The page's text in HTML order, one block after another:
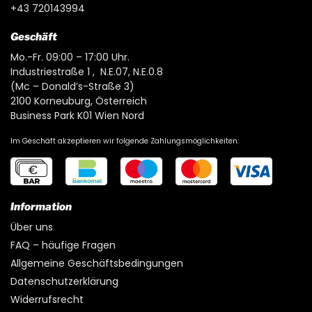
+43 720143994
Geschäft
Mo.-Fr. 09:00 – 17:00 Uhr.
Industriestraße 1 , N.E.07, N.E.0.8
(Mc – Donald’s-Straße 3)
2100 Korneuburg, Österreich
Business Park K01 Wien Nord
Im Geschäft akzeptieren wir folgende Zahlungsmöglichkeiten:
Information
Über uns
FAQ – häufige Fragen
Allgemeine Geschäftsbedingungen
Datenschutzerklärung
Widerrufsrecht